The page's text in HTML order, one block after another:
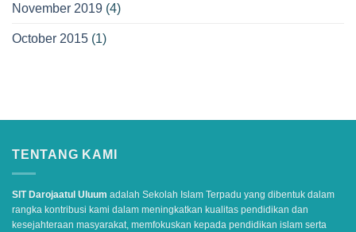
November 2019 (4)
October 2015 (1)
TENTANG KAMI
SIT Darojaatul Uluum adalah Sekolah Islam Terpadu yang dibentuk dalam
rangka kontribusi kami dalam meningkatkan kualitas pendidikan dan
kesejahteraan masyarakat, memfokuskan kepada pendidikan islam serta